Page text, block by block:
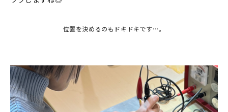
位置を決めるのもドキドキです…。